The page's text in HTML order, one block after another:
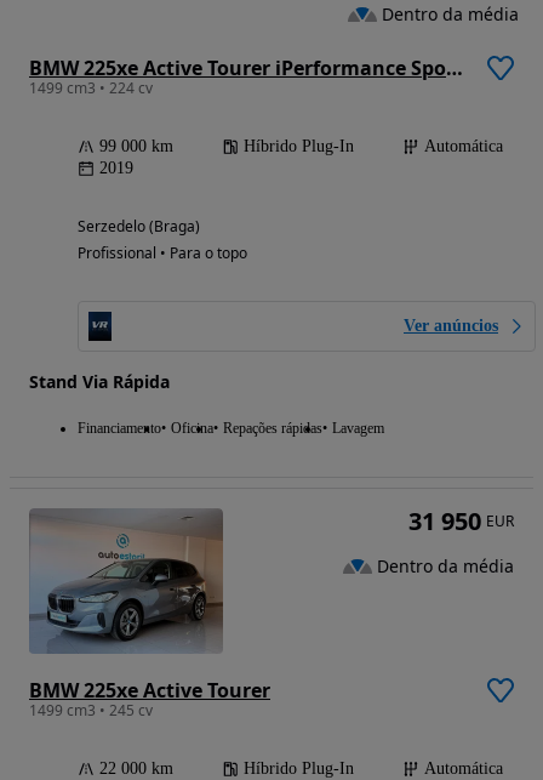
BMW 225xe Active Tourer iPerformance Sport Line
1499 cm3 • 224 cv
99 000 km Híbrido Plug-In
Automática
2019
Serzedelo (Braga)
Profissional • Para o topo
Ver anúncios
Stand Via Rápida
Financiamento Oficina Repações rápidas Lavagem
Dentro da média
BMW 225xe Active Tourer
1499 cm3 • 245 cv
22 000 km Híbrido Plug-In
Automática
31 950 EUR
Dentro da média